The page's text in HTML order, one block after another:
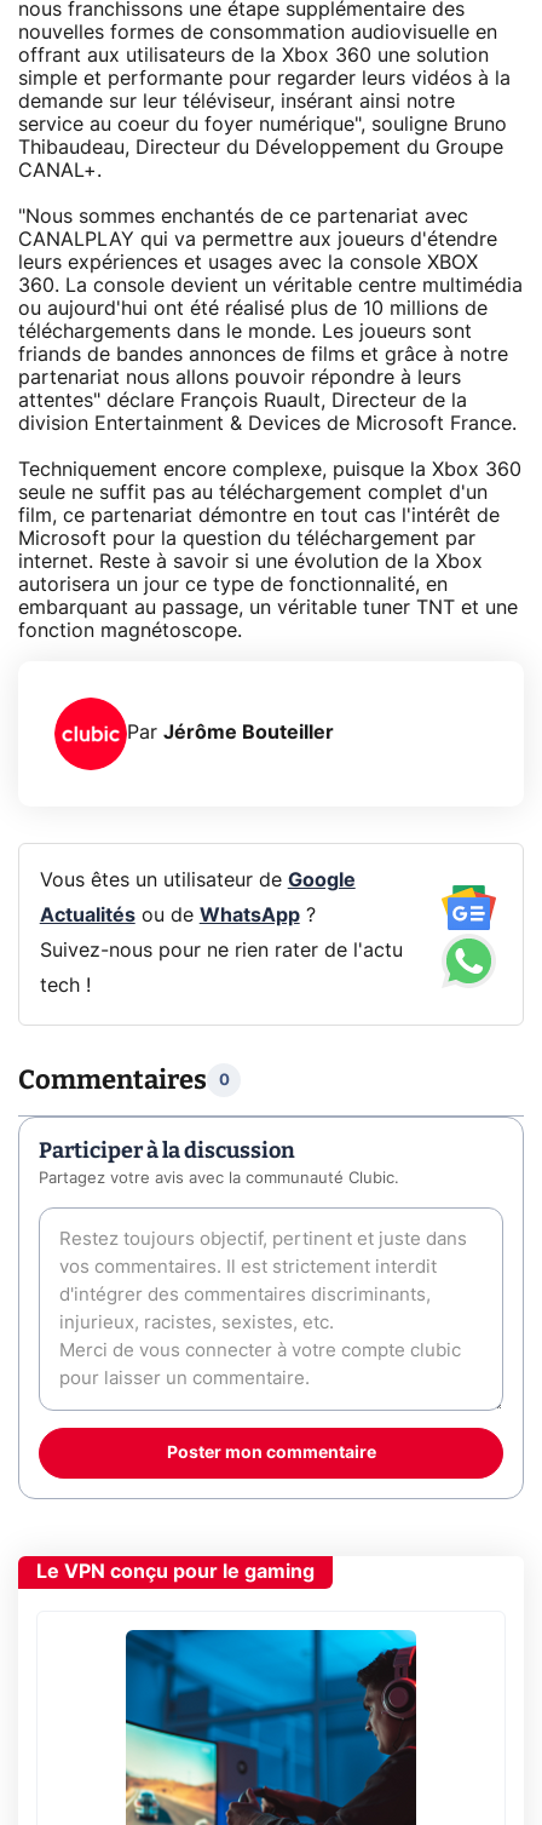
nous franchissons une étape supplémentaire des
nouvelles formes de consommation audiovisuelle en
offrant aux utilisateurs de la Xbox 360 une solution
simple et performante pour regarder leurs vidéos à la
demande sur leur téléviseur, insérant ainsi notre
service au coeur du foyer numérique", souligne Bruno
Thibaudeau, Directeur du Développement du Groupe
CANAL+.
"Nous sommes enchantés de ce partenariat avec
CANALPLAY qui va permettre aux joueurs d'étendre
leurs expériences et usages avec la console XBOX
360. La console devient un véritable centre multimédia
ou aujourd'hui ont été réalisé plus de 10 millions de
téléchargements dans le monde. Les joueurs sont
friands de bandes annonces de films et grâce à notre
partenariat nous allons pouvoir répondre à leurs
attentes" déclare François Ruault, Directeur de la
division Entertainment & Devices de Microsoft France.
Techniquement encore complexe, puisque la Xbox 360
seule ne suffit pas au téléchargement complet d'un
film, ce partenariat démontre en tout cas l'intérêt de
Microsoft pour la question du téléchargement par
internet. Reste à savoir si une évolution de la Xbox
autorisera un jour ce type de fonctionnalité, en
embarquant au passage, un véritable tuner TNT et une
fonction magnétoscope.
Par Jérôme Bouteiller
Vous êtes un utilisateur de Google
Actualitésou de WhatsApp?
Suivez-nous pour ne rien rater de l'actu
tech !
Commentaires 0
Participer à la discussion
Partagez votre avis avec la communauté Clubic.
Poster mon commentaire
Le VPN conçu pour le gaming